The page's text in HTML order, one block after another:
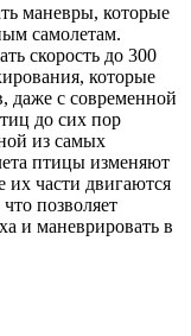
маневры, которые
самолетам.
скорость до 300
которые
даже с современной
до сих пор
из самых
птицы изменяют
части двигаются
позволяет
и маневрировать в